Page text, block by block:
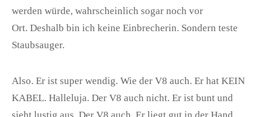
werden würde, wahrscheinlich sogar noch vor
Ort. Deshalb bin ich keine Einbrecherin. Sondern teste
Staubsauger.
Also. Er ist super wendig. Wie der V8 auch. Er hat KEIN
KABEL. Halleluja. Der V8 auch nicht. Er ist bunt und